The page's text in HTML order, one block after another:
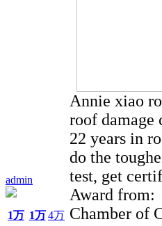
admin
1万 1万 4万
Annie xiao
roof damage
22 years in
do the
test, get
Award from:
Chamber of